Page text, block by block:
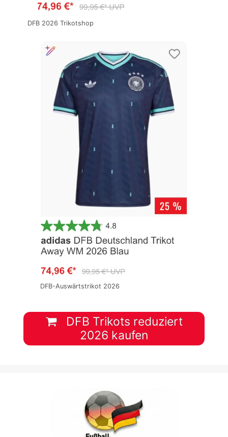
DFB 2026 Trikotshop
DFB-Auswärtstrikot 2026
DFB Trikots reduziert
2026 kaufen